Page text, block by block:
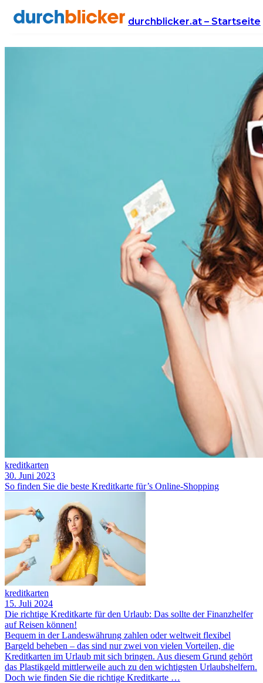
durchblicker.at – Startseite
Kreditkarte
kreditkarten
30. Juni 2023
So finden Sie die beste Kreditkarte für’s Online-Shopping
kreditkarten
15. Juli 2024
Die richtige Kreditkarte für den Urlaub: Das sollte der Finanzhelfer
auf Reisen können!
Bequem in der Landeswährung zahlen oder weltweit flexibel
Bargeld beheben – das sind nur zwei von vielen Vorteilen, die
Kreditkarten im Urlaub mit sich bringen. Aus diesem Grund gehört
das Plastikgeld mittlerweile auch zu den wichtigsten Urlaubshelfern.
Doch wie finden Sie die richtige Kreditkarte …